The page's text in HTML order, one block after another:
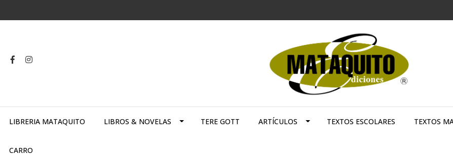
LIBRERIA MATAQUITO LIBROS & NOVELAS TERE GOTT ARTÍCULOS TEXTOS ESCOLARES TEXTOS
CARRO